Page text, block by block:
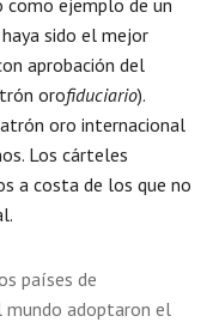
como ejemplo de un
sido el mejor
aprobación del
orofiduciario).
oro internacional
Los cárteles
a costa de los que no
países de
mundo adoptaron el